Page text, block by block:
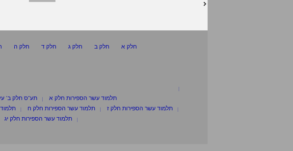
חלק א
חלק ב חלק ג חלק ד חלק ה
תלמוד עשר הספירות חלק א
תע"ס חלק ב'
תלמוד עשר הספירות חלק ז
תלמוד עשר הספירות חלק ח
תלמוד עשר הספירות חלק יג